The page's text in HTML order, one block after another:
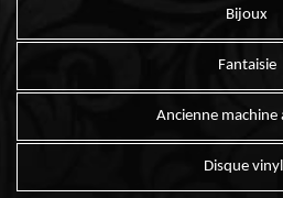
Bijoux
Fantaisie
Ancienne machine
Disque